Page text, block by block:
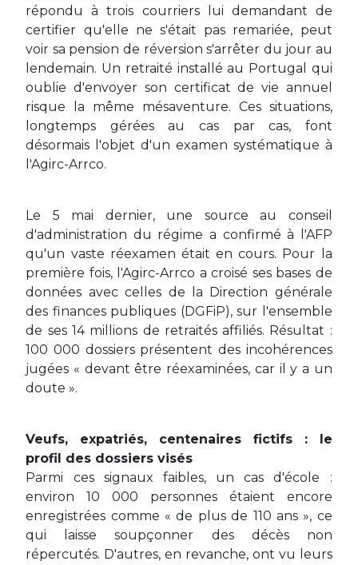
répondu à trois courriers lui demandant de
certifier qu'elle ne s'était pas remariée, peut
voir sa pension de réversion s'arrêter du jour au
lendemain. Un retraité installé au Portugal qui
oublie d'envoyer son certificat de vie annuel
risque la même mésaventure. Ces situations,
longtemps gérées au cas par cas, font
désormais l'objet d'un examen systématique à
l'Agirc-Arrco.
Le 5 mai dernier, une source au conseil
d'administration du régime a confirmé à l'AFP
qu'un vaste réexamen était en cours. Pour la
première fois, l'Agirc-Arrco a croisé ses bases de
données avec celles de la Direction générale
des finances publiques (DGFiP), sur l'ensemble
de ses 14 millions de retraités affiliés. Résultat :
100 000 dossiers présentent des incohérences
jugées « devant être réexaminées, car il y a un
doute ».
Veufs, expatriés, centenaires fictifs : le
profil des dossiers visés
Parmi ces signaux faibles, un cas d'école :
environ 10 000 personnes étaient encore
enregistrées comme « de plus de 110 ans », ce
qui laisse soupçonner des décès non
répercutés. D'autres, en revanche, ont vu leurs